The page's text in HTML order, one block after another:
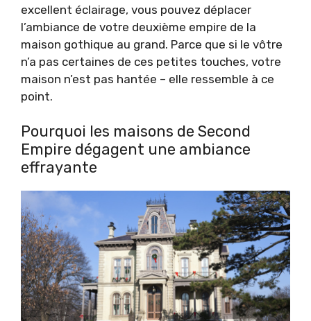
excellent éclairage, vous pouvez déplacer
l’ambiance de votre deuxième empire de la
maison gothique au grand. Parce que si le vôtre
n’a pas certaines de ces petites touches, votre
maison n’est pas hantée – elle ressemble à ce
point.
Pourquoi les maisons de Second
Empire dégagent une ambiance
effrayante